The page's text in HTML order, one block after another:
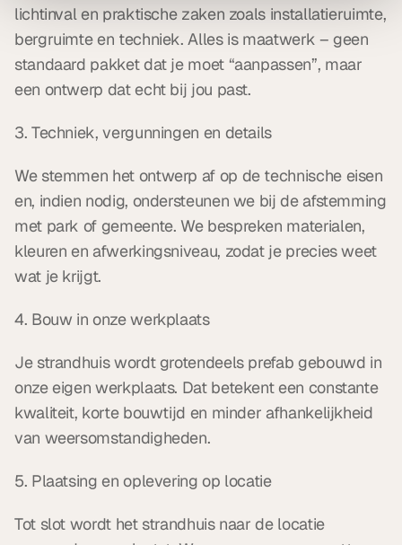
lichtinval en praktische zaken zoals installatieruimte,
bergruimte en techniek. Alles is maatwerk – geen
standaard pakket dat je moet “aanpassen”, maar
een ontwerp dat echt bij jou past.
3. Techniek, vergunningen en details
We stemmen het ontwerp af op de technische eisen
en, indien nodig, ondersteunen we bij de afstemming
met park of gemeente. We bespreken materialen,
kleuren en afwerkingsniveau, zodat je precies weet
wat je krijgt.
4. Bouw in onze werkplaats
Je strandhuis wordt grotendeels prefab gebouwd in
onze eigen werkplaats. Dat betekent een constante
kwaliteit, korte bouwtijd en minder afhankelijkheid
van weersomstandigheden.
5. Plaatsing en oplevering op locatie
Tot slot wordt het strandhuis naar de locatie